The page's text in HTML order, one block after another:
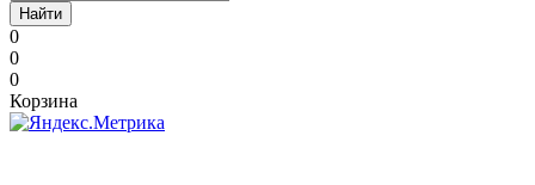
Найти
0
0
0
Корзина